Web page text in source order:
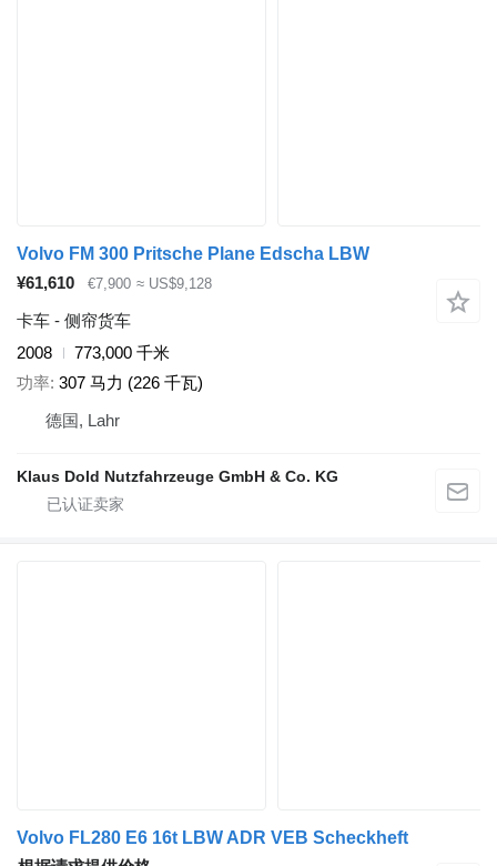
Volvo FM 300 Pritsche Plane Edscha LBW
¥61,610
€7,900 ≈ US$9,128
卡车 - 侧帘货车
2008
773,000 千米
功率 307 马力 (226 千瓦)
德国, Lahr
Klaus Dold Nutzfahrzeuge GmbH & Co. KG
Volvo FL280 E6 16t LBW ADR VEB Scheckheft